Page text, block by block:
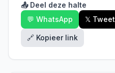
📤 Deel deze halte
💬 WhatsApp
𝕏 Tweet
🔗 Kopieer link